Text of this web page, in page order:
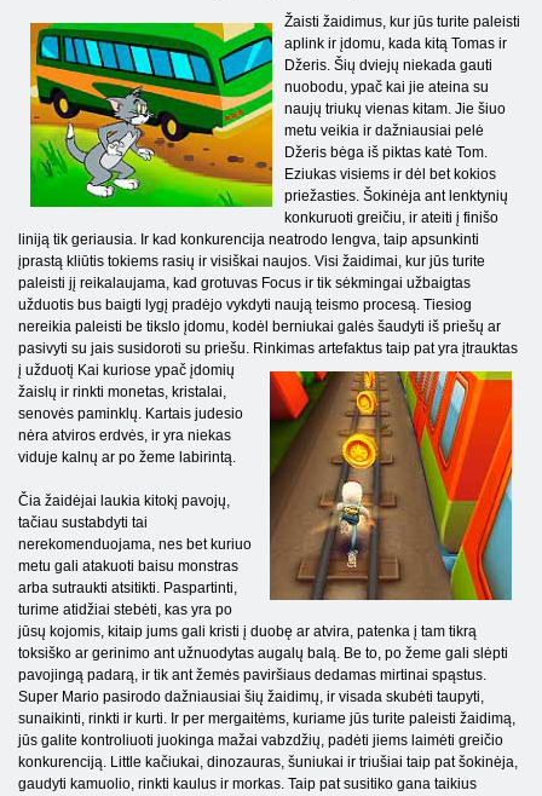
Žaisti žaidimus, kur jūs turite paleisti
aplink ir įdomu, kada kitą Tomas ir
Džeris. Šių dviejų niekada gauti
nuobodu, ypač kai jie ateina su
naujų triukų vienas kitam. Jie šiuo
metu veikia ir dažniausiai pelė
Džeris bėga iš piktas katė Tom.
Eziukas visiems ir dėl bet kokios
priežasties. Šokinėja ant lenktynių
konkuruoti greičiu, ir ateiti į finišo
liniją tik geriausia. Ir kad konkurencija neatrodo lengva, taip apsunkinti
įprastą kliūtis tokiems rasių ir visiškai naujos. Visi žaidimai, kur jūs turite
paleisti jį reikalaujama, kad grotuvas Focus ir tik sėkmingai užbaigtas
užduotis bus baigti lygį pradėjo vykdyti naują teismo procesą. Tiesiog
nereikia paleisti be tikslo įdomu, kodėl berniukai galės šaudyti iš priešų ar
pasivyti su jais susidoroti su priešu. Rinkimas artefaktus taip pat yra įtrauktas
į užduotį Kai kuriose ypač įdomių
žaislų ir rinkti monetas, kristalai,
senovės paminklų. Kartais judesio
nėra atviros erdvės, ir yra niekas
viduje kalnų ar po žeme labirintą.
Čia žaidėjai laukia kitokį pavojų,
tačiau sustabdyti tai
nerekomenduojama, nes bet kuriuo
metu gali atakuoti baisu monstras
arba sutraukti atsitikti. Paspartinti,
turime atidžiai stebėti, kas yra po
jūsų kojomis, kitaip jums gali kristi į duobę ar atvira, patenka į tam tikrą
toksiško ar gerinimo ant užnuodytas augalų balą. Be to, po žeme gali slėpti
pavojingą padarą, ir tik ant žemės paviršiaus dedamas mirtinai spąstus.
Super Mario pasirodo dažniausiai šių žaidimų, ir visada skubėti taupyti,
sunaikinti, rinkti ir kurti. Ir per mergaitėms, kuriame jūs turite paleisti žaidimą,
jūs galite kontroliuoti juokinga mažai vabzdžių, padėti jiems laimėti greičio
konkurenciją. Little kačiukai, dinozauras, šuniukai ir triušiai taip pat šokinėja,
gaudyti kamuolio, rinkti kaulus ir morkas. Taip pat susitiko gana taikius